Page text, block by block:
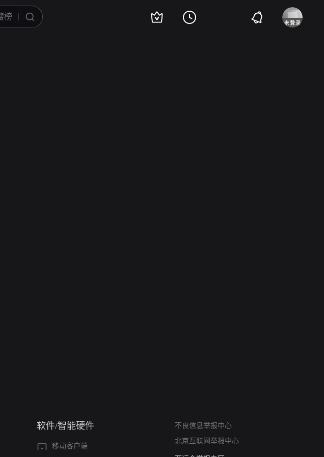
软件/智能硬件
移动客户端
不良信息举报中心
北京互联网举报中心
算法推荐专项举报